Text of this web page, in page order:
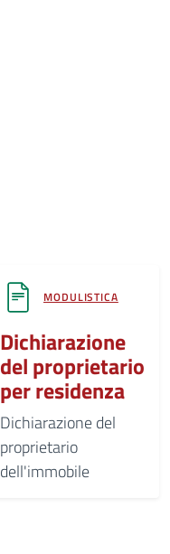
MODULISTICA
Dichiarazione
del proprietario
per residenza
Dichiarazione del
proprietario
dell'immobile